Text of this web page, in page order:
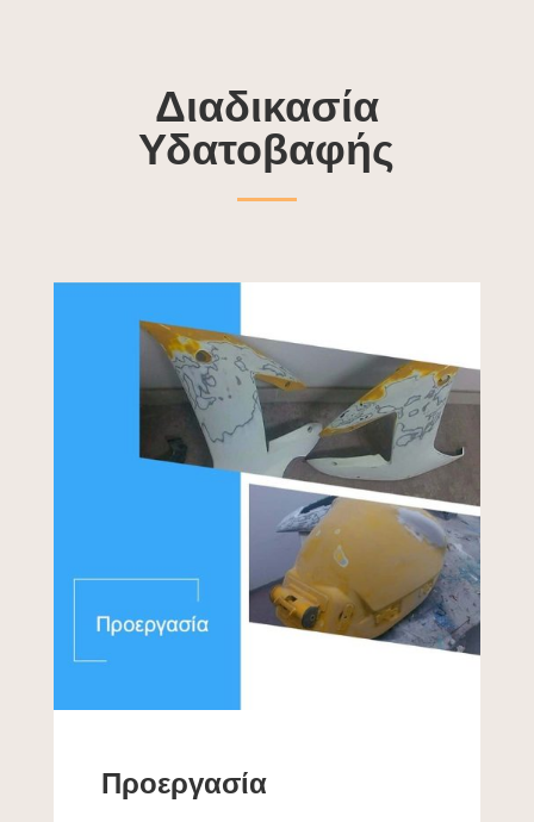
Διαδικασία
Υδατοβαφής
Προεργασία